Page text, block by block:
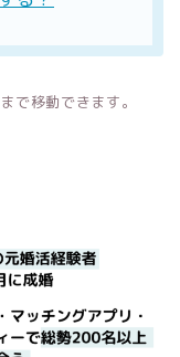
で移動できます。